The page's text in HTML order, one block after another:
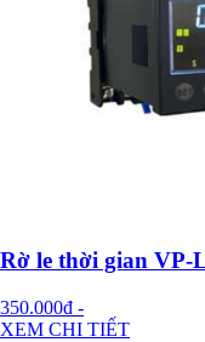
Rờ le thời gian VP-
350.000đ -
XEM CHI TIẾT